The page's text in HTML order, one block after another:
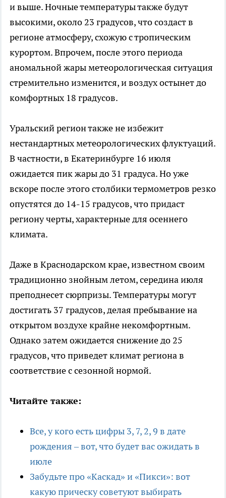
и выше. Ночные температуры также будут
высокими, около 23 градусов, что создаст в
регионе атмосферу, схожую с тропическим
курортом. Впрочем, после этого периода
аномальной жары метеорологическая ситуация
стремительно изменится, и воздух остынет до
комфортных 18 градусов.
Уральский регион также не избежит
нестандартных метеорологических флуктуаций.
В частности, в Екатеринбурге 16 июля
ожидается пик жары до 31 градуса. Но уже
вскоре после этого столбики термометров резко
опустятся до 14-15 градусов, что придаст
региону черты, характерные для осеннего
климата.
Даже в Краснодарском крае, известном своим
традиционно знойным летом, середина июля
преподнесет сюрпризы. Температуры могут
достигать 37 градусов, делая пребывание на
открытом воздухе крайне некомфортным.
Однако затем ожидается снижение до 25
градусов, что приведет климат региона в
соответствие с сезонной нормой.
Читайте также:
Все, у кого есть цифры 3, 7, 2, 9 в дате
рождения – вот, что будет вас ожидать в
июле
Забудьте про «Каскад» и «Пикси»: вот
какую прическу советуют выбирать